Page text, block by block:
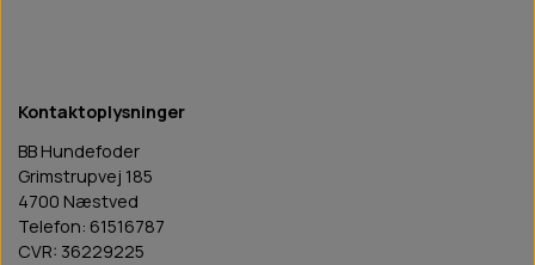
Kontaktoplysninger
BB Hundefoder
Grimstrupvej 185
4700 Næstved
Telefon: 61516787
CVR: 36229225